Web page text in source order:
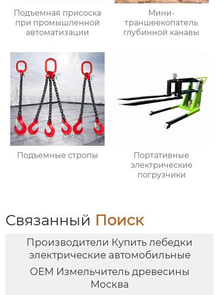
Подъемная присоска
при промышленной
автоматизации
Мини-
траншеекопатель
глубинной канавы
Подъемные стропы
Портативные
электрические
погрузчики
Связанный Поиск
Производители Купить лебедки
электрические автомобильные
OEM Измельчитель древесины
Москва